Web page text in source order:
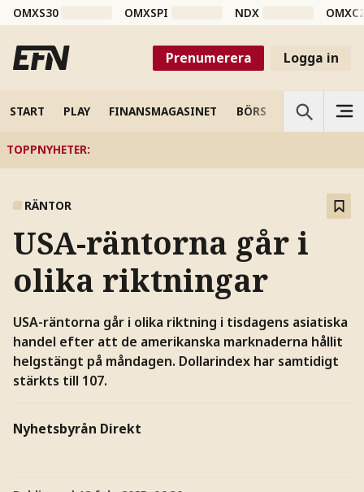
OMXS30 OMXSPI NDX
Prenumerera Logga in
START PLAY FINANSMAGASINET BÖRS VETENSKAP
TOPPNYHETER:
RÄNTOR
USA-räntorna går i
olika riktningar
USA-räntorna går i olika riktning i tisdagens asiatiska
handel efter att de amerikanska marknaderna hållit
helgstängt på måndagen. Dollarindex har samtidigt
stärkts till 107.
Nyhetsbyrån Direkt